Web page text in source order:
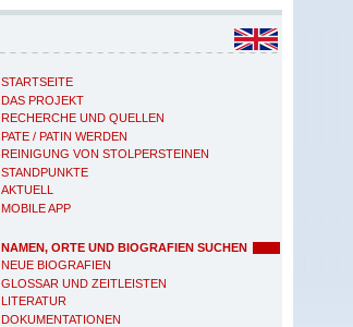
STARTSEITE
DAS PROJEKT
RECHERCHE UND QUELLEN
PATE / PATIN WERDEN
REINIGUNG VON STOLPERSTEINEN
STANDPUNKTE
AKTUELL
MOBILE APP
NAMEN, ORTE UND BIOGRAFIEN SUCHEN
NEUE BIOGRAFIEN
GLOSSAR UND ZEITLEISTEN
LITERATUR
DOKUMENTATIONEN